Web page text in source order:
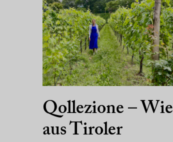
Qollezione – Wie
aus Tiroler